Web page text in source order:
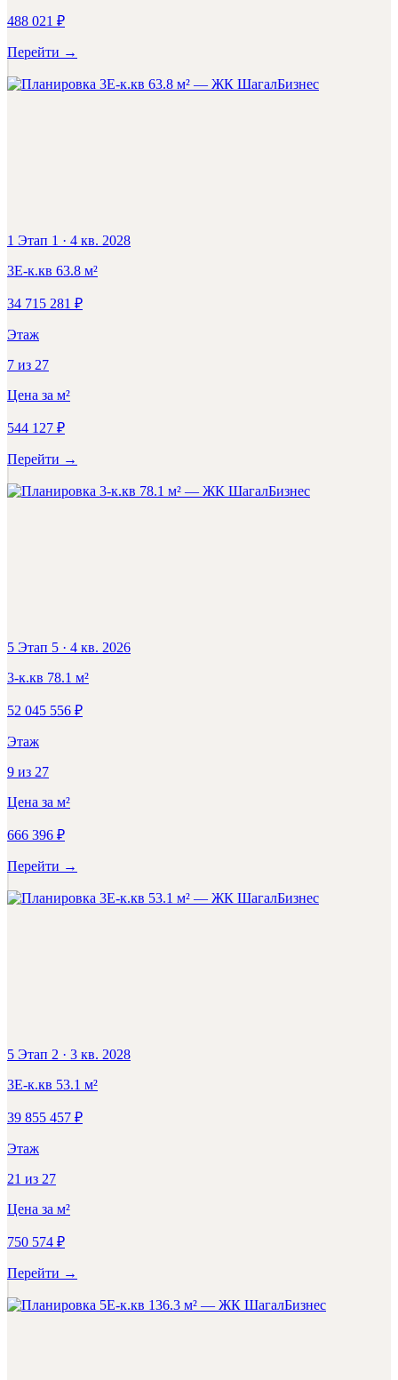
488 021 ₽
Перейти →
Бизнес
1 Этап 1 · 4 кв. 2028
3Е-к.кв 63.8 м²
34 715 281 ₽
Этаж
7 из 27
Цена за м²
544 127 ₽
Перейти →
Бизнес
5 Этап 5 · 4 кв. 2026
3-к.кв 78.1 м²
52 045 556 ₽
Этаж
9 из 27
Цена за м²
666 396 ₽
Перейти →
Бизнес
5 Этап 2 · 3 кв. 2028
3Е-к.кв 53.1 м²
39 855 457 ₽
Этаж
21 из 27
Цена за м²
750 574 ₽
Перейти →
Бизнес